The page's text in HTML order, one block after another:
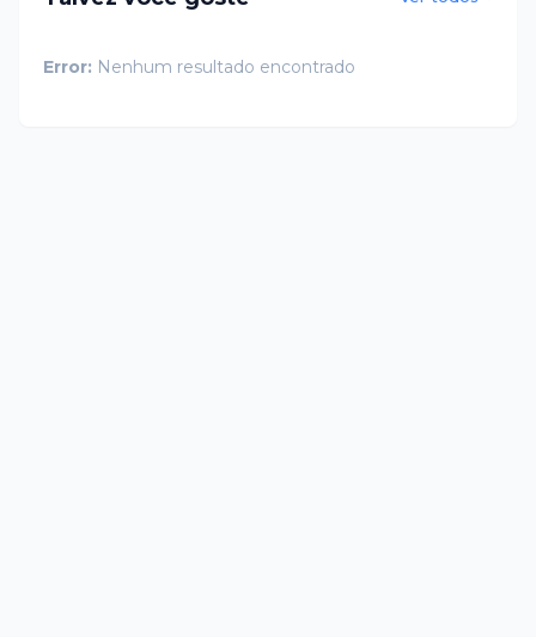
Error: Nenhum resultado encontrado